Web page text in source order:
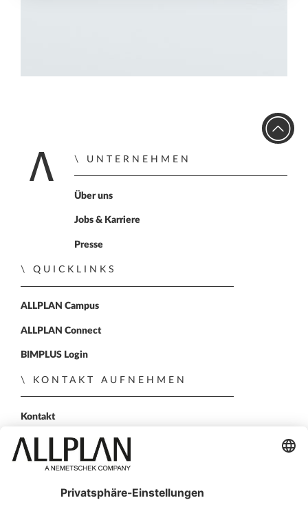
Home
UNTERNEHMEN
Über uns
Jobs & Karriere
Presse
QUICKLINKS
ALLPLAN Campus
ALLPLAN Connect
BIMPLUS Login
KONTAKT AUFNEHMEN
Kontakt
Vertriebspartner
Persönliche Demo
FOLGEN SIE UNS